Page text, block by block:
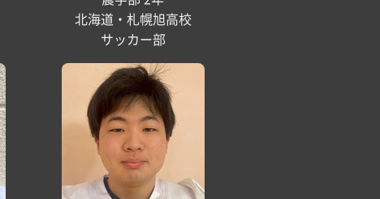
北海道・札幌旭高校
サッカー部